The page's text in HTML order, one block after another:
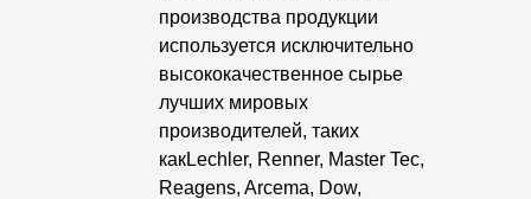
Где купить?
производства продукции
используется исключительно
высококачественное сырье
лучших мировых
производителей, таких
какLechler, Renner, Master Tec,
Reagens, Arcema, Dow,